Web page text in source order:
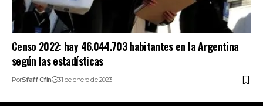
Censo 2022: hay 46.044.703 habitantes en la Argentina
según las estadísticas
PorSfaff Cfin 31 de enero de 2023